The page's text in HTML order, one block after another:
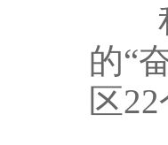
积
的“
区